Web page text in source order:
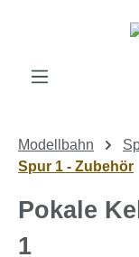
Zum Hauptinhalt
Modellbahn
Spur 1 - Zubehör
Pokale
1